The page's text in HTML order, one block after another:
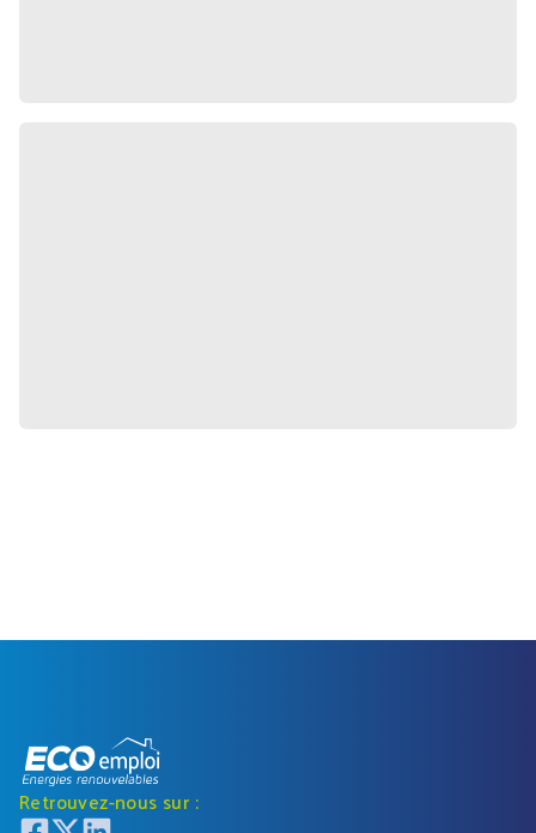
Retrouvez-nous sur :